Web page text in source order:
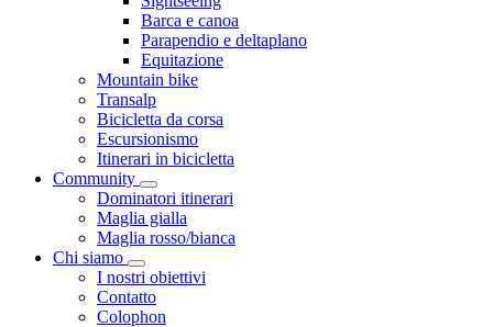
Barca e canoa
Parapendio e deltaplano
Equitazione
Mountain bike
Transalp
Bicicletta da corsa
Escursionismo
Itinerari in bicicletta
Community
Dominatori itinerari
Maglia gialla
Maglia rosso/bianca
Chi siamo
I nostri obiettivi
Contatto
Colophon